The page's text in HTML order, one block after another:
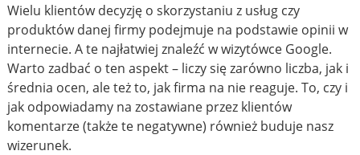
Wielu klientów decyzję o skorzystaniu z usług czy
produktów danej firmy podejmuje na podstawie opinii w
internecie. A te najłatwiej znaleźć w wizytówce Google.
Warto zadbać o ten aspekt – liczy się zarówno liczba, jak i
średnia ocen, ale też to, jak firma na nie reaguje. To, czy i
jak odpowiadamy na zostawiane przez klientów
komentarze (także te negatywne) również buduje nasz
wizerunek.